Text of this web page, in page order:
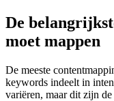
De
moet mappen
De meeste
keywords indeelt in
variëren, maar dit zijn